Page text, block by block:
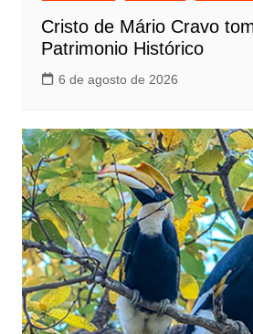
Cristo de Mário Cravo
Patrimonio Histórico
6 de agosto de 2026